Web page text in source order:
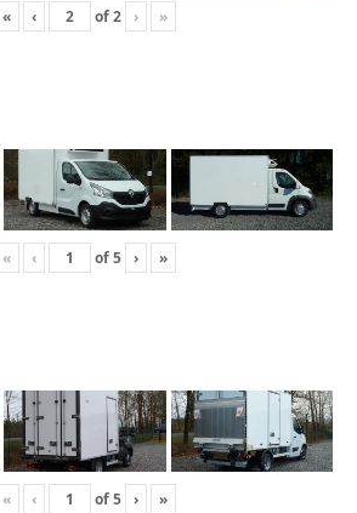
« ‹ of2 › »
« ‹ of5 › »
« ‹ of5 › »